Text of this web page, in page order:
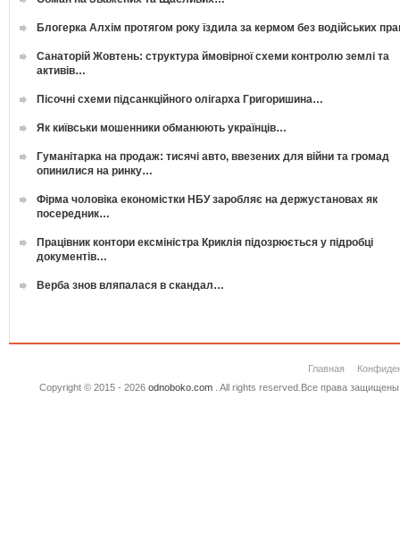
Блогерка Алхім протягом року їздила за кермом без водійських
Санаторій Жовтень: структура ймовірної схеми контролю землі та
активів…
Пісочні схеми підсанкційного олігарха Григоришина…
Як київськи мошенники обманюють українців…
Гуманітарка на продаж: тисячі авто, ввезених для війни та громад
опинилися на ринку…
Фірма чоловіка економістки НБУ заробляє на держустановах як
посередник…
Працівник контори ексміністра Криклія підозрюється у підробці
документів…
Верба знов вляпалася в скандал…
Главная
Copyright © 2015 - 2026 odnoboko.com. All rights reserved.Все права защищены.